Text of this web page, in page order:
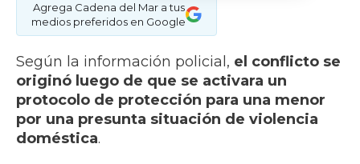
Agrega Cadena del Mar a tus
medios preferidos en Google
Según la información policial, el conflicto se
originó luego de que se activara un
protocolo de protección para una menor
por una presunta situación de violencia
doméstica.